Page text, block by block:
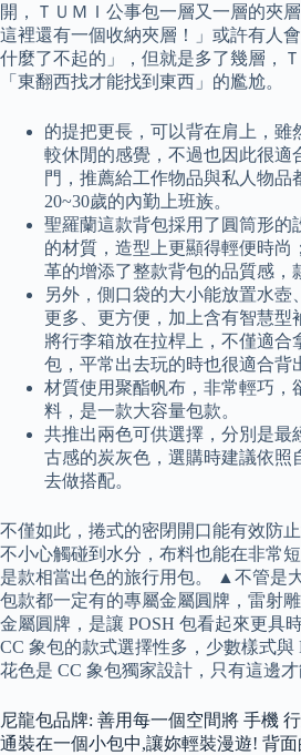
開，ＴＵＭＩ公事包一層又一層的夾
這裡還有一個收納夾層！」或許有人
什麼了不起的」，但就是多了幾層，
「東翻西找才能找到東西」的尷尬。
的提把更長，可以背在肩上，雖
較休閒的感覺，不過也因此很適
門，推薦給工作物品與私人物品
20~30歲的內勤上班族。
聖羅蘭這款背包採用了圓筒形的
的材質，造型上更顯得輕便時尚
革的增添了整款背包的品質感，
另外，側口袋的大小能放置水壺
更多、更方便，加上含有智慧型
將行李箱放在拉桿上，不僅適合
包，平常出去玩的時也很適合背
材質使用聚酯帆布，非常輕巧，
料，是一款大容量包款。
共推出兩色可供選擇，分別是最
古感的炭灰色，選購時建議依照
去做搭配。
不僅如此，捲式的密閉開口能有效防
不小心觸碰到水分，布料也能在非常
是款相當出色的旅行用包。 ▲不管是
包款都一定有的專屬金屬圓牌，雷射
金屬圓牌，是讓 POSH 包看起來更具
CC 象包的款式選擇性多，少數樣式
花色是 CC 象包獨家設計，只有這邊才
尼龍包品牌: 善用每一個空間將 手機
通裝在一個小包中,讓妳輕裝漫遊! 背